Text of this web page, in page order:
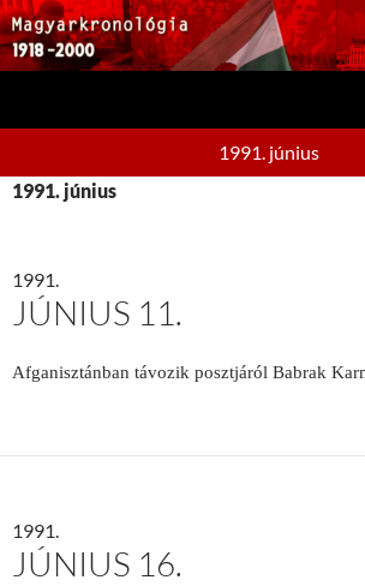
1991. június
1991. június
1991.
JÚNIUS 11.
Afganisztánban távozik posztjáról Babrak
1991.
JÚNIUS 16.